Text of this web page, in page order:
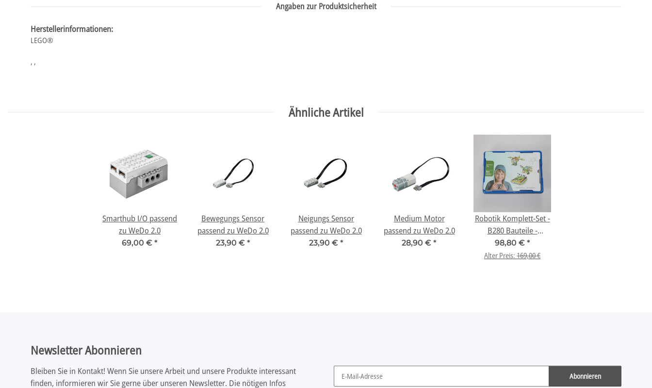
Angaben zur Produktsicherheit
Herstellerinformationen:
LEGO®
, ,
Ähnliche Artikel
Smarthub I/O passend
zu WeDo 2.0
69,00 € *
Bewegungs Sensor
passend zu WeDo 2.0
23,90 € *
Neigungs Sensor
passend zu WeDo 2.0
23,90 € *
Medium Motor
passend zu WeDo 2.0
28,90 € *
Robotik Komplett-Set -
B280 Bauteile -
Kompatibel mit Wedo
45300
98,80 € *
Alter Preis: 169,00 €
Newsletter Abonnieren
Bleiben Sie in Kontakt! Wenn Sie unsere Arbeit und unsere Produkte interessant
finden, informieren wir Sie gerne über unseren Newsletter. Die nötigen Infos
Abonnieren